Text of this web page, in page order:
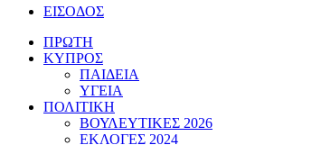
ΕΙΣΟΔΟΣ
ΠΡΩΤΗ
ΚΥΠΡΟΣ
ΠΑΙΔΕΙΑ
ΥΓΕΙΑ
ΠΟΛΙΤΙΚΗ
ΒΟΥΛΕΥΤΙΚΕΣ 2026
ΕΚΛΟΓΕΣ 2024